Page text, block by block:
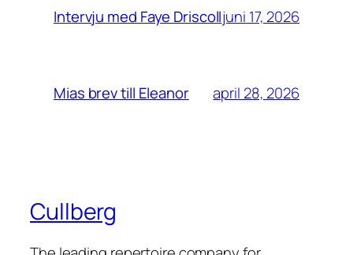
Intervju med Faye Driscolljuni 17, 2026
Mias brev till Eleanor april 28, 2026
Cullberg